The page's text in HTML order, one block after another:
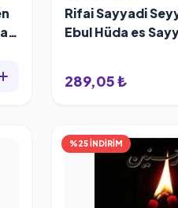
Rifai Sayyadi
Ebul Hüda es
289,05 ₺
%25 İNDİRİM